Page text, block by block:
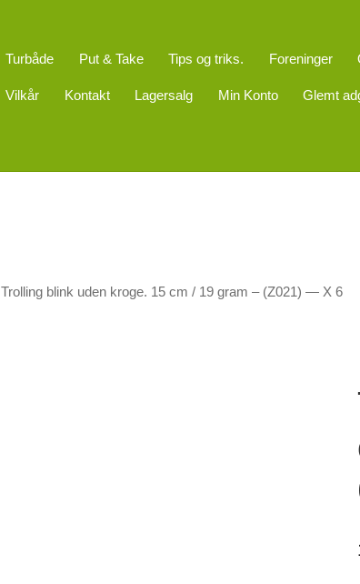
Turbåde Put & Take Tips og triks. Foreninger
Vilkår Kontakt Lagersalg Min Konto Glemt
Trolling blink uden kroge. 15 cm / 19 gram – (Z021) — X 6